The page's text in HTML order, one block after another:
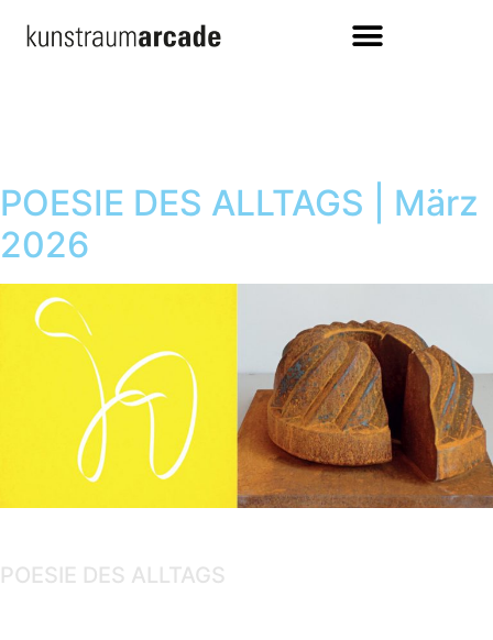
POESIE DES ALLTAGS | März
2026
POESIE DES ALLTAGS